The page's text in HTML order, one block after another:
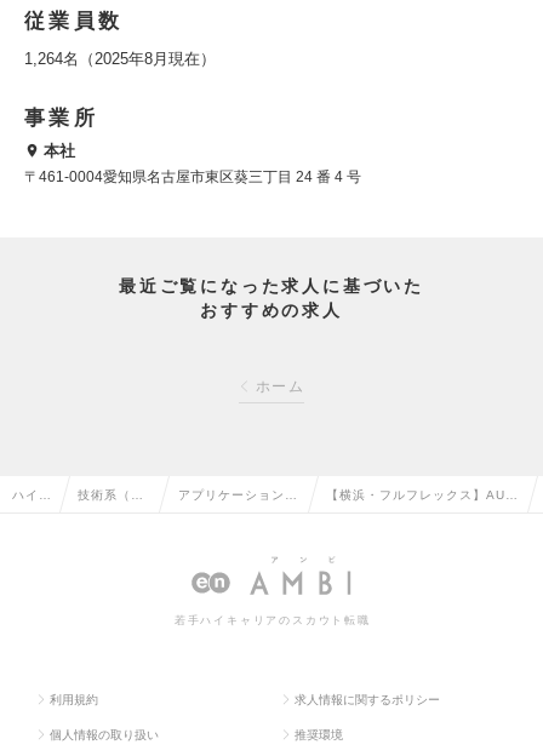
従業員数
1,264名（2025年8月現在）
事業所
本社
〒461-0004愛知県名古屋市東区葵三丁目 24 番 4 号
最近ご覧になった求人に基づいた
おすすめの求人
ホーム
ハイク 技術系（電 アプリケーション開
御・組み込み系）の
【横浜・フルフレックス】AUT
Vector社認定パートナーの求人
若手ハイキャリアのスカウト転職
利用規約 求人情報に関するポリシー
個人情報の取り扱い 推奨環境